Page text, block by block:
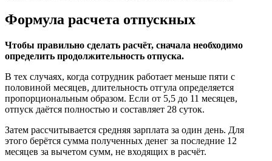
Формула расчета отпускных
Чтобы правильно сделать расчёт, сначала необходимо
определить продолжительность отпуска.
В тех случаях, когда сотрудник работает меньше пяти с
половиной месяцев, длительность отгула определяется
пропорциональным образом. Если от 5,5 до 11 месяцев,
отпуск даётся полностью и составляет 28 суток.
Затем рассчитывается средняя зарплата за один день. Для
этого берётся сумма полученных денег за последние 12
месяцев за вычетом сумм, не входящих в расчёт.